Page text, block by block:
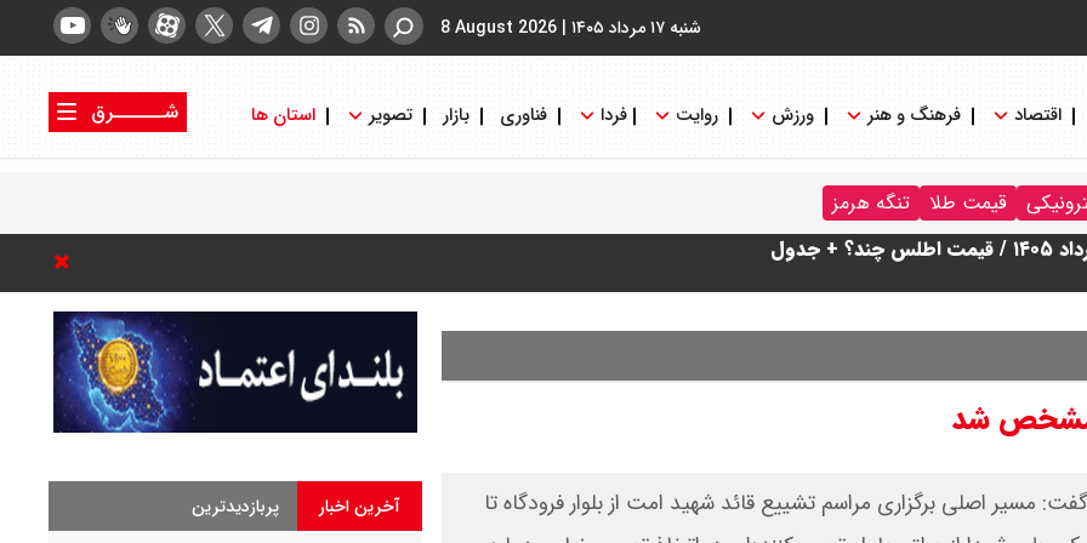
شنبه ۱۷ مرداد ۱۴۰۵ |
8 August 2026
اقتصاد فرهنگ و هنر ورزش روایت فردا فناوری بازار تصویر استان ها
شــــــرق
قیمت طلا تنگه هرمز
مشخص شد
اصلی برگزاری مراسم تشییع قائد شهید امت از بلوار فرودگاه تا
آخرین اخبار پربازدیدترین